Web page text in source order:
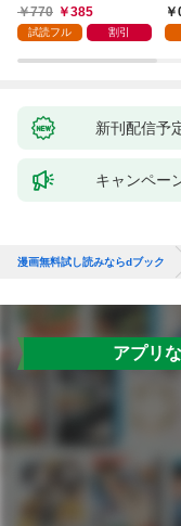
て、世界最強になりま
した～ 1巻
770 385
試読フル 割引
で
新刊配信予
キャンペー
漫画無料試し読みならdブック
アプリ